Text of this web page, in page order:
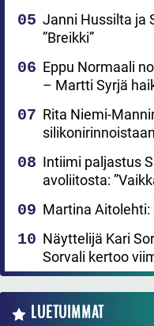
Janni Hussilta ja
”Breikki”
Eppu Normaali
– Martti Syrjä
Rita Niemi-
Intiimi paljastus
avoliitosta:
Martina Aitolehti:
Näyttelijä Kari
Sorvali kertoo
LUETUIMMAT